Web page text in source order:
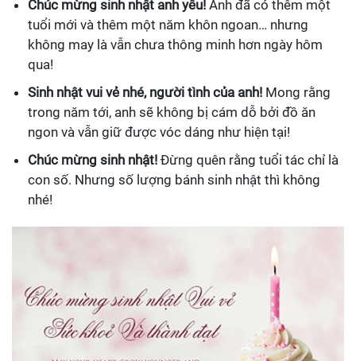
Chúc mừng sinh nhật anh yêu! Anh đã có thêm một
tuổi mới và thêm một năm khôn ngoan… nhưng
không may là vẫn chưa thông minh hơn ngày hôm
qua!
Sinh nhật vui vẻ nhé, người tình của anh! Mong rằng
trong năm tới, anh sẽ không bị cám dỗ bởi đồ ăn
ngon và vẫn giữ được vóc dáng như hiện tại!
Chúc mừng sinh nhật! Đừng quên rằng tuổi tác chỉ là
con số. Nhưng số lượng bánh sinh nhật thì không
nhé!